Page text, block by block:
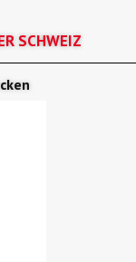
SCHWEIZ